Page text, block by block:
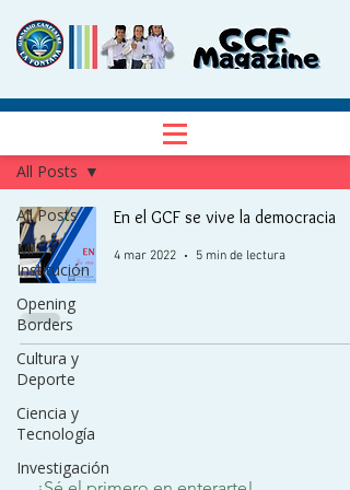
All Posts
Mi
Institución
Opening
Borders
Cultura y
Deporte
Ciencia y
Tecnología
Investigación
All Posts
En el GCF se vive la democracia
4 mar 2022 5 min de lectura